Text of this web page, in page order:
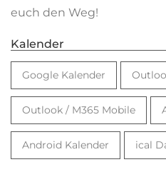
euch den Weg!
Kalender
Google Kalender
Outlook / M365 Mobile
Android Kalender ical